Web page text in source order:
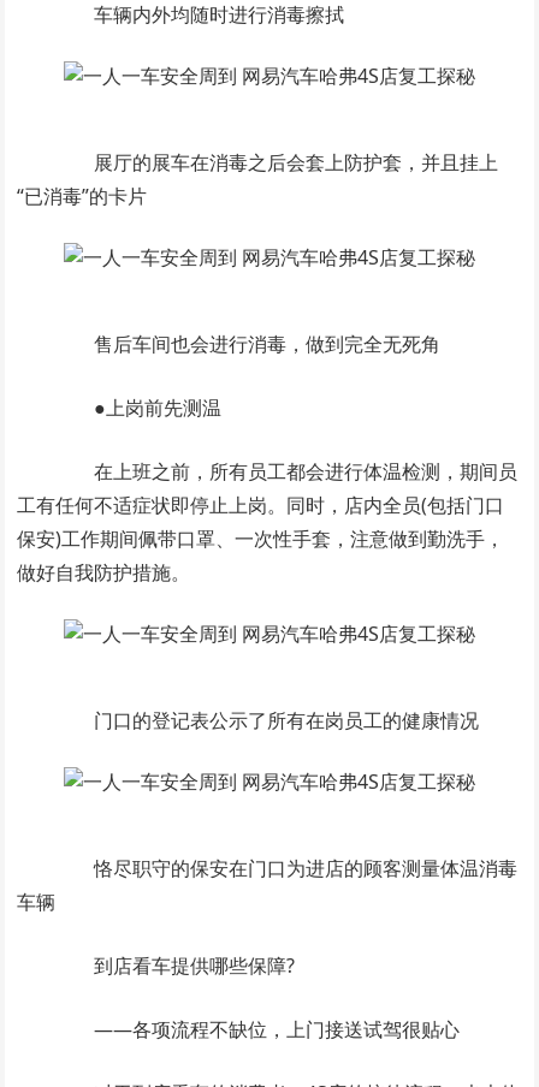
车辆内外均随时进行消毒擦拭
展厅的展车在消毒之后会套上防护套，并且挂上
“已消毒”的卡片
售后车间也会进行消毒，做到完全无死角
●上岗前先测温
在上班之前，所有员工都会进行体温检测，期间员
工有任何不适症状即停止上岗。同时，店内全员(包括门口
保安)工作期间佩带口罩、一次性手套，注意做到勤洗手，
做好自我防护措施。
门口的登记表公示了所有在岗员工的健康情况
恪尽职守的保安在门口为进店的顾客测量体温消毒
车辆
到店看车提供哪些保障?
——各项流程不缺位，上门接送试驾很贴心